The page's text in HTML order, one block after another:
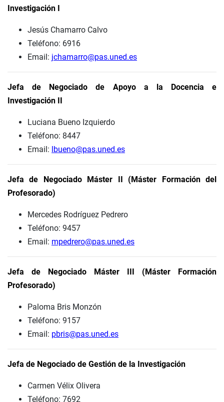
Investigación I
Jesús Chamarro Calvo
Teléfono: 6916
Email: jchamarro@pas.uned.es
Jefa de Negociado de Apoyo a la Docencia e
Investigación II
Luciana Bueno Izquierdo
Teléfono: 8447
Email: lbueno@pas.uned.es
Jefa de Negociado Máster II (Máster Formación del
Profesorado)
Mercedes Rodríguez Pedrero
Teléfono: 9457
Email: mpedrero@pas.uned.es
Jefa de Negociado Máster III (Máster Formación
Profesorado)
Paloma Bris Monzón
Teléfono: 9157
Email: pbris@pas.uned.es
Jefa de Negociado de Gestión de la Investigación
Carmen Vélix Olivera
Teléfono: 7692